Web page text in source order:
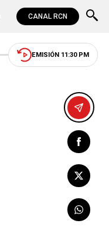
CANAL RCN
EMISIÓN 11:30 PM